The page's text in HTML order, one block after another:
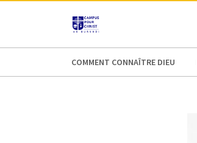
AFRICA
COMMENT CONNAÎTRE DIEU